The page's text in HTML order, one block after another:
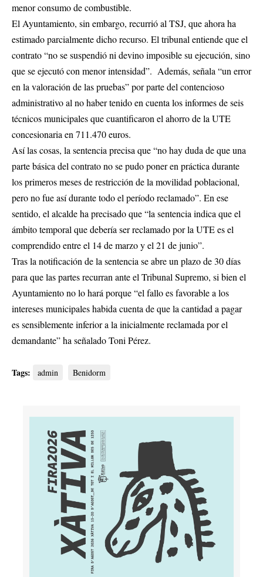
menor consumo de combustible.
El Ayuntamiento, sin embargo, recurrió al TSJ, que ahora ha
estimado parcialmente dicho recurso. El tribunal entiende que el
contrato “no se suspendió ni devino imposible su ejecución, sino
que se ejecutó con menor intensidad”. Además, señala “un error
en la valoración de las pruebas” por parte del contencioso
administrativo al no haber tenido en cuenta los informes de seis
técnicos municipales que cuantificaron el ahorro de la UTE
concesionaria en 711.470 euros.
Así las cosas, la sentencia precisa que “no hay duda de que una
parte básica del contrato no se pudo poner en práctica durante
los primeros meses de restricción de la movilidad poblacional,
pero no fue así durante todo el período reclamado”. En ese
sentido, el alcalde ha precisado que “la sentencia indica que el
ámbito temporal que debería ser reclamado por la UTE es el
comprendido entre el 14 de marzo y el 21 de junio”.
Tras la notificación de la sentencia se abre un plazo de 30 días
para que las partes recurran ante el Tribunal Supremo, si bien el
Ayuntamiento no lo hará porque “el fallo es favorable a los
intereses municipales habida cuenta de que la cantidad a pagar
es sensiblemente inferior a la inicialmente reclamada por el
demandante” ha señalado Toni Pérez.
Tags: admin Benidorm